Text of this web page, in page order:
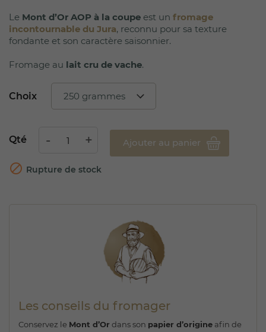
(5 avis)
Le Mont d’Or AOP à la coupe est un fromage
incontournable du Jura, reconnu pour sa texture
fondante et son caractère saisonnier.
Fromage au lait cru de vache.
Choix
Qté Ajouter au panier
 Rupture de stock
Les conseils du fromager
Conservez le Mont d’Or dans son papier d’origine afin de